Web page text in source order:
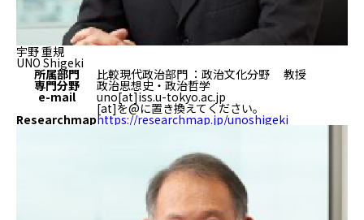
宇野 重規
UNO Shigeki
所属部門 比較現代政治部門 ：政治文化分野 教授
専門分野 政治思想史・政治哲学
e-mail uno[at]iss.u-tokyo.ac.jp
[at]を@に置き換えてください。
Researchmaphttps://researchmap.jp/unoshigeki